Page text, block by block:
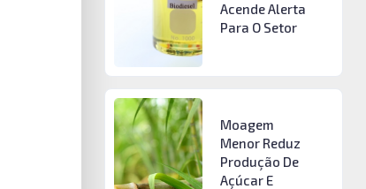
Acende Alerta
Para O Setor
Moagem
Menor Reduz
Produção De
Açúcar E